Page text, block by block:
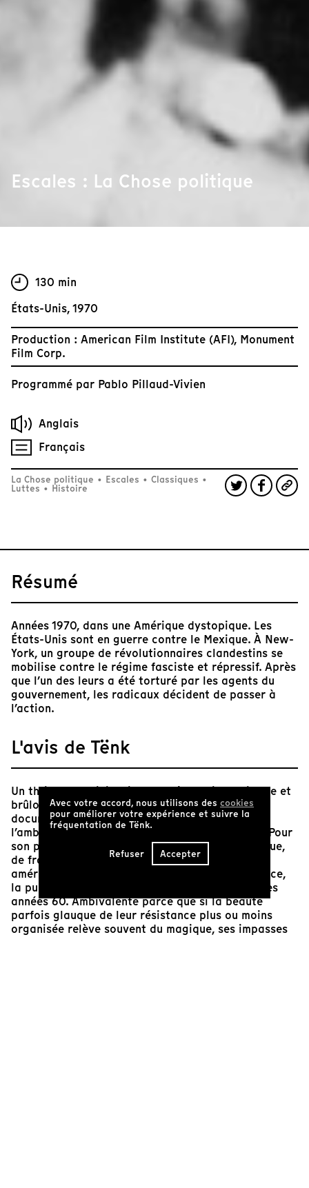
Escales : La Chose politique
130 min
États-Unis, 1970
Production : American Film Institute (AFI), Monument
Film Corp.
Programmé par Pablo Pillaud-Vivien
Anglais
Français
La Chose politique • Escales • Classiques •
Luttes • Histoire
Résumé
Années 1970, dans une Amérique dystopique. Les
États-Unis sont en guerre contre le Mexique. À New-
York, un groupe de révolutionnaires clandestins se
mobilise contre le régime fasciste et répressif. Après
que l’un des leurs a été torturé par les agents du
gouvernement, les radicaux décident de passer à
l’action.
L'avis de Tënk
Un thriller d’anticipation, tout à la fois manifeste et
brûlot politique, film de guerre et film de genre,
documentaire et œuvre de fiction : telle est
l’ambition impossible d’"Ice" de Robert Kramer. Pour
son premier long métrage, le réalisateur s’attaque,
de front, aux mythes et aux contre-mythes
américains, en décrivant, avec rudesse et violence,
la puissance ambivalente de révolutionnaires des
années 60. Ambivalente parce que si la beauté
parfois glauque de leur résistance plus ou moins
organisée relève souvent du magique, ses impasses
Avec votre accord, nous utilisons des cookies
pour améliorer votre expérience et suivre la
fréquentation de Tënk.
Refuser Accepter